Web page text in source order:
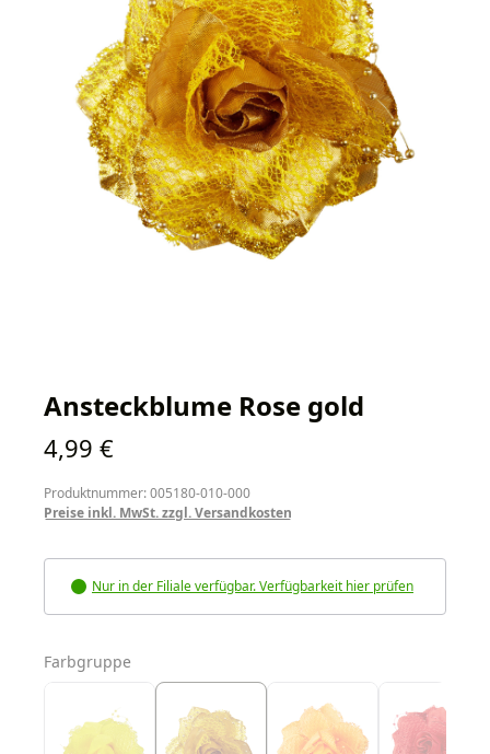
Ansteckblume Rose gold
Regulärer Preis:
4,99 €
Produktnummer: 005180-010-000
Preise inkl. MwSt. zzgl. Versandkosten
Nur in der Filiale verfügbar. Verfügbarkeit hier prüfen
Farbgruppe